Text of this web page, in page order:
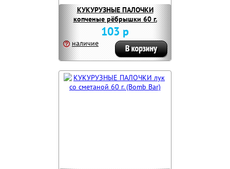
КУКУРУЗНЫЕ ПАЛОЧКИ
копченые рёбрышки 60 г.
(Bomb Bar)
103 р
наличие